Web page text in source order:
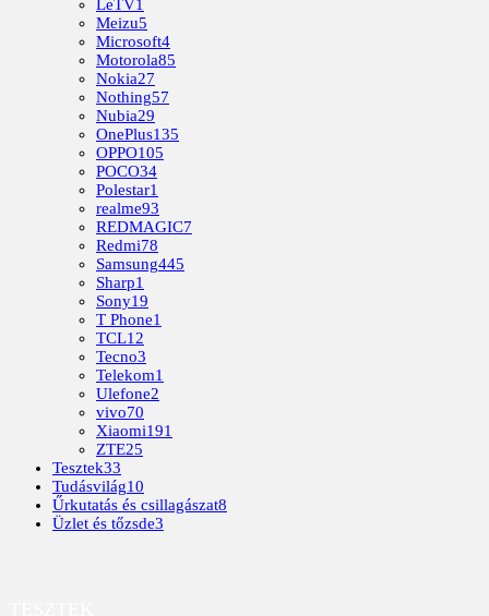
LeTV1
Meizu5
Microsoft4
Motorola85
Nokia27
Nothing57
Nubia29
OnePlus135
OPPO105
POCO34
Polestar1
realme93
REDMAGIC7
Redmi78
Samsung445
Sharp1
Sony19
T Phone1
TCL12
Tecno3
Telekom1
Ulefone2
vivo70
Xiaomi191
ZTE25
Tesztek33
Tudásvilág10
Űrkutatás és csillagászat8
Üzlet és tőzsde3